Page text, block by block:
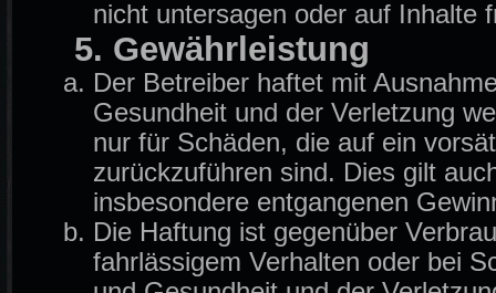
nicht untersagen oder auf Inhalte
5. Gewährleistung
Der Betreiber haftet mit
Gesundheit und der Verletzung
nur für Schäden, die auf ein
zurückzuführen sind. Dies gilt
insbesondere entgangenen
Die Haftung ist gegenüber
fahrlässigem Verhalten oder bei